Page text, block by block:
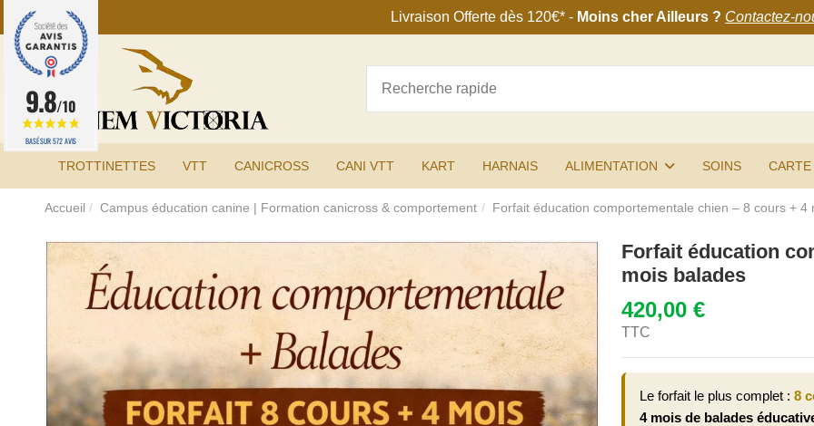
Livraison Offerte dès 120€* - Moins cher Ailleurs ? Contactez-
TROTTINETTES VTT CANICROSS CANI VTT KART HARNAIS ALIMENTATION SOINS
Accueil Campus éducation canine | Formation canicross & comportement Forfait éducation comportementale chien – 8 cours + 4
Forfait éducation
mois balades
420,00 €
TTC
Le forfait le plus complet : 8
4 mois de balades
9.8/10
BASÉ SUR 572 AVIS